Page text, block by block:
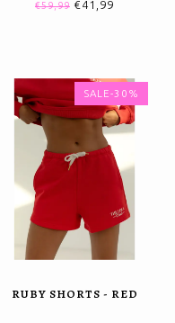
€59,99 €41,99
SALE-30%
RUBY SHORTS - RED